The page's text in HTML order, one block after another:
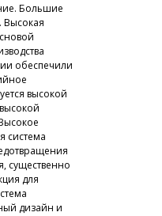
Большие
Высокая
обеспечили
высокой
система
существенно
для
дизайн и